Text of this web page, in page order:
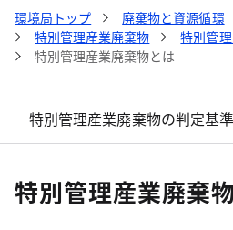
環境局トップ 廃棄物と資源循環
特別管理産業廃棄物
特別管
特別管理産業廃棄物とは
特別管理産業廃棄物の判定基準
特別管理産業廃棄